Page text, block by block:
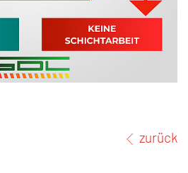
zurück